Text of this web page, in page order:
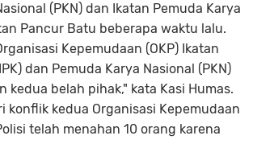
(PKN) dan Ikatan Pemuda Karya
Pancur Batu beberapa waktu lalu.
Kepemudaan (OKP) Ikatan
dan Pemuda Karya Nasional (PKN)
kedua belah pihak," kata Kasi Humas.
konflik kedua Organisasi Kepemudaan
telah menahan 10 orang karena